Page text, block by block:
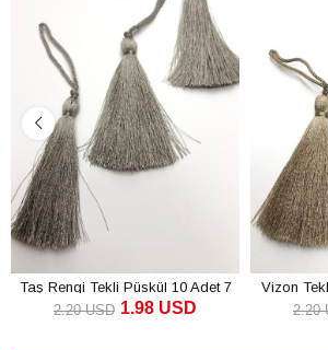
Taş Rengi Tekli Püskül 10 Adet 7
cm
1.98 USD
2.20 USD
Vizon
2.20